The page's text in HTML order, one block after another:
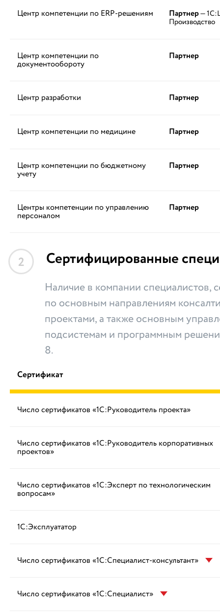
Центр компетенции по ERP-решениям Партнер—
Производство
Центр компетенции по
документообороту
Партнер
Центр разработки Партнер
Центр компетенции по медицине Партнер
Центр компетенции по бюджетному
учету
Партнер
Центры компетенции по управлению
персоналом
Партнер
2 Сертифицированные
Наличие в компании специалистов,
по основным направлениям
проектами, а также основным
подсистемам и программным
8.
Сертификат
Число сертификатов «1С:Руководитель проекта»
Число сертификатов «1С:Руководитель корпоративных
проектов»
Число сертификатов «1С:Эксперт по технологическим
вопросам»
1С:Эксплуататор
Число сертификатов «1С:Специалист-консультант»
Число сертификатов «1С:Специалист»